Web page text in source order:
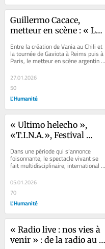
Guillermo Cacace,
metteur en scène : « Le
l’écho du politique »
Entre la création de Vania au Chili et
la tournée de Gaviota à Reims puis à
Paris, le metteur en scène argentin
Guillermo Cacace évoque trois...
27.01.2026
50
L'Humanité
« Ultimo helecho »,
«T.I.N.A.», Festival
spectacles à ne pas rater
en ce début d’année
Dans une période qui s’annonce
foisonnante, le spectacle vivant se
fait multidisciplinaire, international et
forcément politique. À Nantes,...
05.01.2026
70
L'Humanité
« Radio live : nos vies à
venir » : de la radio au